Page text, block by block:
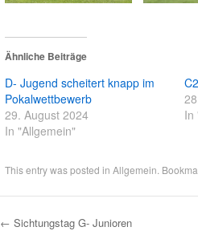
Ähnliche Beiträge
D- Jugend scheitert knapp im
Pokalwettbewerb
29. August 2024
In "Allgemein"
In
This entry was posted in Allgemein .
← Sichtungstag G- Junioren